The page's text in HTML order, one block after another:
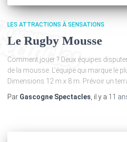
LES ATTRACTIONS À SENSATIONS
Le Rugby Mousse
Comment jouer ? Deux équipes
de la mousse. L’équipe qui marque le
Dimensions 12 m x 8 m. Prévoir un
Par Gascogne Spectacles, il y a 11